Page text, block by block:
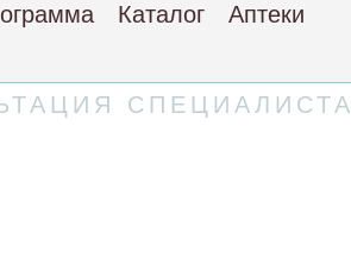
Каталог Аптеки
СПЕЦИАЛИСТА